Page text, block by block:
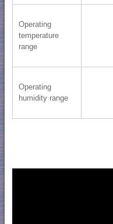
Operating
temperature
range
Operating
humidity range